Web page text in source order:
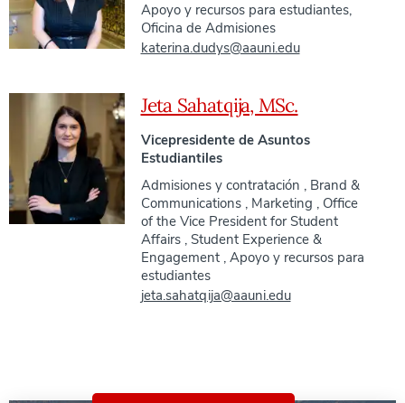
Apoyo y recursos para estudiantes,
Oficina de Admisiones
katerina.dudys@aauni.edu
Jeta Sahatqija, MSc.
Vicepresidente de Asuntos
Estudiantiles
Admisiones y contratación , Brand &
Communications, Marketing , Office
of the Vice President for Student
Affairs, Student Experience &
Engagement, Apoyo y recursos para
estudiantes
jeta.sahatqija@aauni.edu